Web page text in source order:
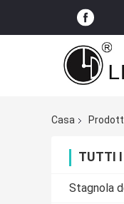
Casa
TUTTI I
Stagnola